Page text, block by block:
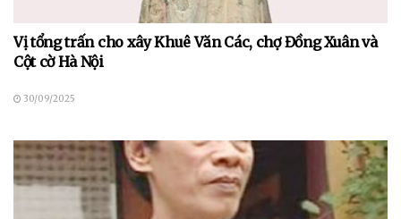
Vị tổng trấn cho xây Khuê Văn Các, chợ Đồng Xuân và
Cột cờ Hà Nội
30/09/2025